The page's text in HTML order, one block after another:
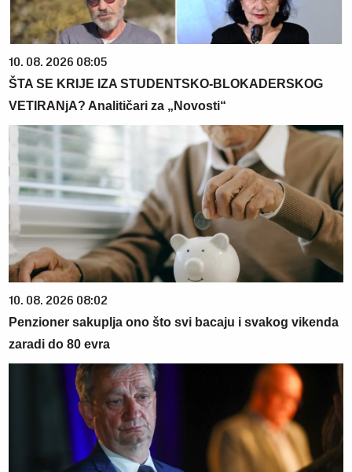
10. 08. 2026 08:05
ŠTA SE KRIJE IZA STUDENTSKO-BLOKADERSKOG
VETIRANjA? Analitičari za „Novosti“
10. 08. 2026 08:02
Penzioner sakuplja ono što svi bacaju i svakog vikenda
zaradi do 80 evra